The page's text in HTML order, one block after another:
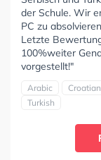
der Schule. Wir
PC zu
Letzte
100%weiter
vorgestellt!"
Arabic Croatian
Turkish